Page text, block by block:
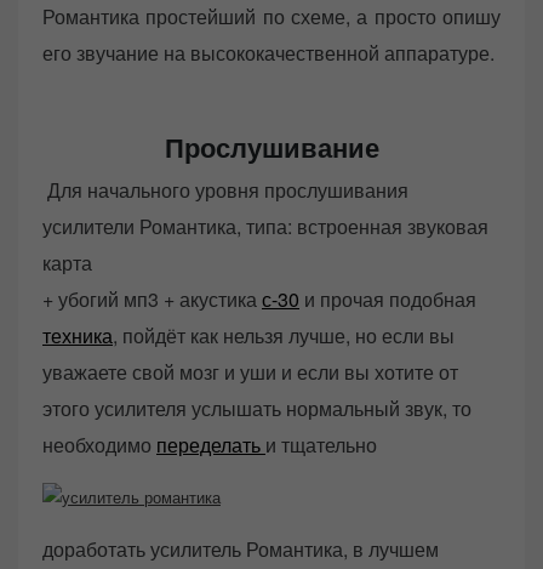
Романтика простейший по схеме, а просто опишу
его звучание на высококачественной аппаратуре.
Прослушивание
Для начального уровня прослушивания
усилители Романтика, типа: встроенная звуковая
карта
+ убогий мп3 + акустикас-30 и прочая подобная
техника, пойдёт как нельзя лучше, но если вы
уважаете свой мозг и уши и если вы хотите от
этого усилителя услышать нормальный звук, то
необходимо переделать и тщательно
доработать усилитель Романтика, в лучшем